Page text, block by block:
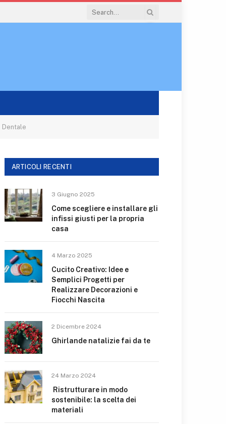
ARTICOLI RECENTI
3 Giugno 2025
Come scegliere e installare gli
infissi giusti per la propria
casa
4 Marzo 2025
Cucito Creativo: Idee e
Semplici Progetti per
Realizzare Decorazioni e
Fiocchi Nascita
2 Dicembre 2024
Ghirlande natalizie fai da te
24 Marzo 2024
Ristrutturare in modo
sostenibile: la scelta dei
materiali